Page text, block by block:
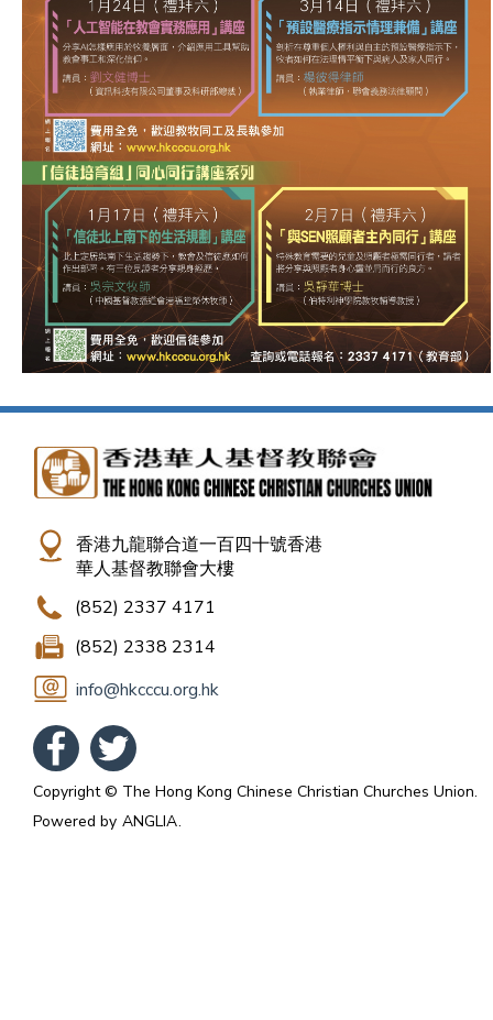
香港九龍聯合道一百四十號香港
華人基督教聯會大樓
(852) 2337 4171
(852) 2338 2314
info@hkcccu.org.hk
Copyright © The Hong Kong Chinese Christian Churches Union.
Powered by ANGLIA.